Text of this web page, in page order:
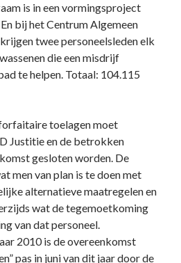
is in een vormingsproject
bij het Centrum Algemeen
twee personeelsleden elk
die een misdrijf
te helpen. Totaal: 104.115
toelagen moet
Justitie en de betrokken
gesloten worden. De
men van plan is te doen met
alternatieve maatregelen en
wat de tegemoetkoming
van dat personeel.
2010 is de overeenkomst
pas in juni van dit jaar door de